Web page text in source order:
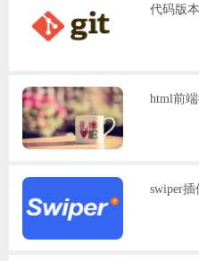
代码版
html前
swiper